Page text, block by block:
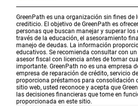
GreenPath es una organización sin fines de
crediticio. El objetivo de GreenPath es
personas que buscan manejar y superar
través de la educación, el asesoramiento
manejo de deudas. La información
educativos. Se recomienda consultar con
asesor fiscal con licencia antes de tomar
importante. GreenPath no es una empresa
empresa de reparación de crédito, servicio
proporciona préstamos para consolidación
sitio web, usted reconoce y acepta que
las decisiones financieras que tome en
proporcionada en este sitio.